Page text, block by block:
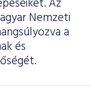
Az
Nemzeti
a
és